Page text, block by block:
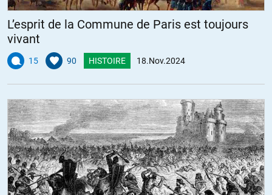
L’esprit de la Commune de Paris est toujours
vivant
15 90 HISTOIRE 18.Nov.2024